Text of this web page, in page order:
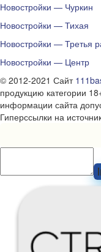
Новостройки — Чуркин
Новостройки — Тихая
Новостройки — Третья
Новостройки — Центр
© 2012-2021 Сайт
продукцию категории
информации сайта
Гиперссылки на